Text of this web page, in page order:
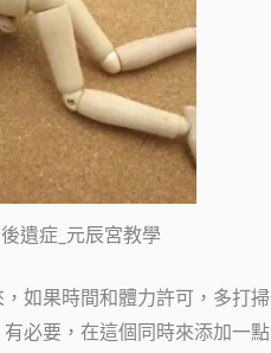
遺症_元辰宮教學
果時間和體力許可，多打
必要，在這個同時來添加一